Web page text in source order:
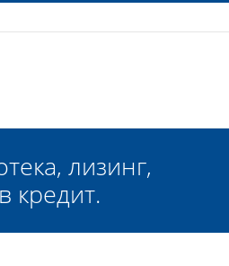
лизинг,
кредит.